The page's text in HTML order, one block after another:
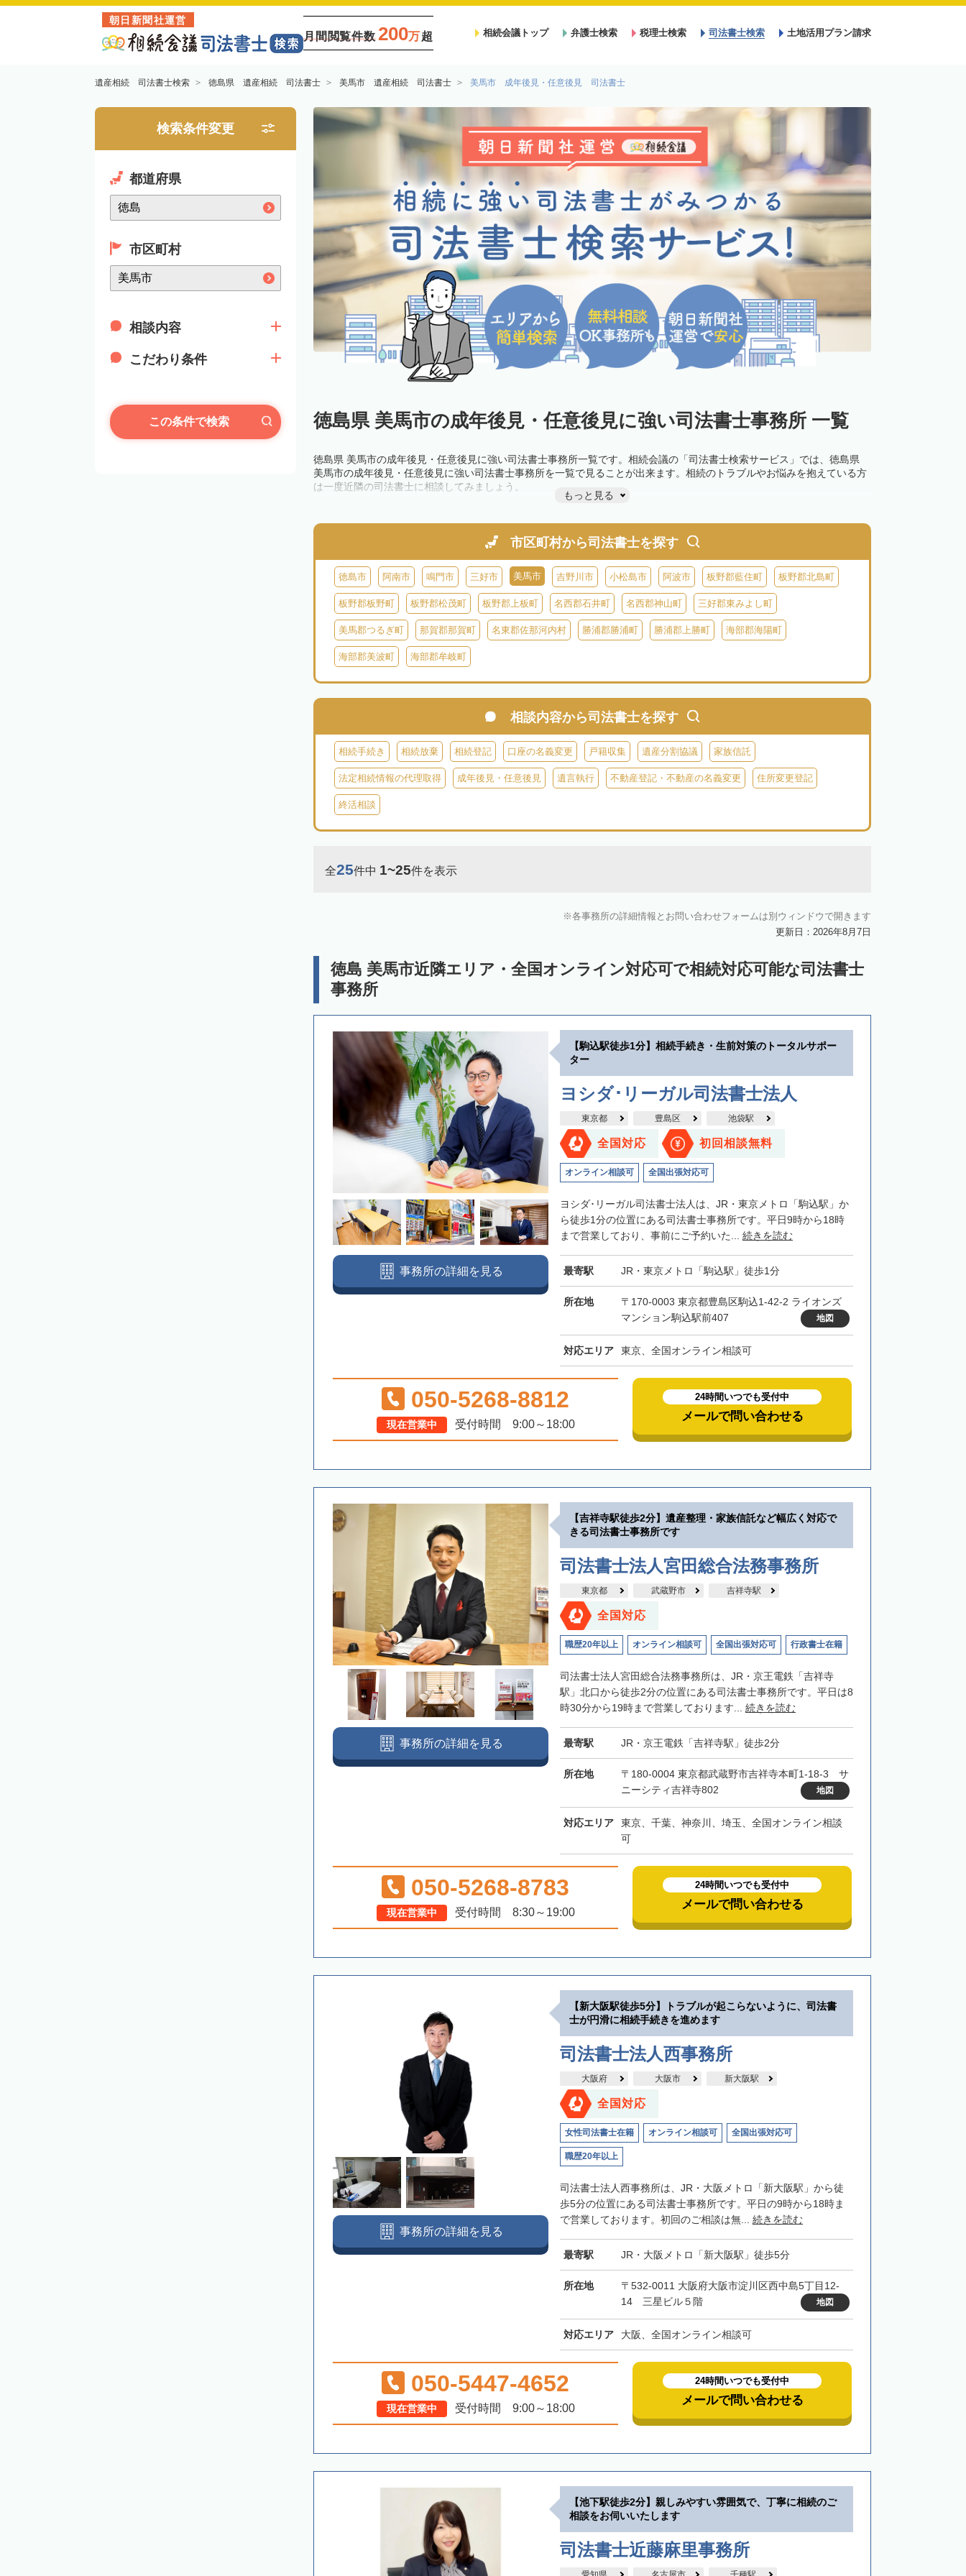
朝日新聞社運営
月間閲覧件数 200万超 相続会議トップ 弁護士検索 税理士検索 司法書士検索 土地活用プラン請求
遺産相続 司法書士検索 徳島県 遺産相続 司法書士 美馬市 遺産相続 司法書士 美馬市 成年後見・任意後見 司法書士
検索条件変更
都道府県
市区町村
相談内容
こだわり条件
この条件で検索 徳島県 美馬市の成年後見・任意後見に強い司法書士事務所 一覧
徳島県 美馬市の成年後見・任意後見に強い司法書士事務所一覧です。相続会議の「司法書士検索サービス」では、徳島県
美馬市の成年後見・任意後見に強い司法書士事務所を一覧で見ることが出来ます。相続のトラブルやお悩みを抱えている方
は一度近隣の司法書士に相談してみましょう。
もっと見る
市区町村から司法書士を探す
徳島市 阿南市 鳴門市 三好市 美馬市 吉野川市 小松島市 阿波市 板野郡藍住町 板野郡北島町
板野郡板野町 板野郡松茂町 板野郡上板町 名西郡石井町 名西郡神山町 三好郡東みよし町
美馬郡つるぎ町 那賀郡那賀町 名東郡佐那河内村 勝浦郡勝浦町 勝浦郡上勝町 海部郡海陽町
海部郡美波町 海部郡牟岐町
相談内容から司法書士を探す
相続手続き 相続放棄 相続登記 口座の名義変更 戸籍収集 遺産分割協議 家族信託
法定相続情報の代理取得 成年後見・任意後見 遺言執行 不動産登記・不動産の名義変更 住所変更登記
終活相談
全25件中 1~25件を表示
各事務所の詳細情報とお問い合わせフォームは別ウィンドウで開きます
更新日：2026年8月7日
徳島 美馬市近隣エリア・全国オンライン対応可で相続対応可能な司法書士
事務所
【駒込駅徒歩1分】相続手続き・生前対策のトータルサポー
ター
ヨシダ･リーガル司法書士法人
東京都 豊島区 池袋駅
全国対応 初回相談無料
オンライン相談可 全国出張対応可
ヨシダ･リーガル司法書士法人は、JR・東京メトロ「駒込駅」か
ら徒歩1分の位置にある司法書士事務所です。平日9時から18時
まで営業しており、事前にご予約いた... 続きを読む
最寄駅 JR・東京メトロ「駒込駅」徒歩1分
所在地
〒170-0003 東京都豊島区駒込1-42-2 ライオンズ
マンション駒込駅前407
地図
対応エリア 東京、全国オンライン相談可
事務所の詳細を見る
050-5268-8812
現在営業中 受付時間 9:00～18:00
24時間いつでも受付中
メールで問い合わせる
【吉祥寺駅徒歩2分】遺産整理・家族信託など幅広く対応で
きる司法書士事務所です
司法書士法人宮田総合法務事務所
東京都 武蔵野市 吉祥寺駅
全国対応
職歴20年以上 オンライン相談可 全国出張対応可 行政書士在籍
司法書士法人宮田総合法務事務所は、JR・京王電鉄「吉祥寺
駅」北口から徒歩2分の位置にある司法書士事務所です。平日は8
時30分から19時まで営業しております... 続きを読む
最寄駅 JR・京王電鉄「吉祥寺駅」徒歩2分
所在地
〒180-0004 東京都武蔵野市吉祥寺本町1-18-3 サ
ニーシティ吉祥寺802
地図
対応エリア
東京、千葉、神奈川、埼玉、全国オンライン相談
可
事務所の詳細を見る
050-5268-8783
現在営業中 受付時間 8:30～19:00
24時間いつでも受付中
メールで問い合わせる
【新大阪駅徒歩5分】トラブルが起こらないように、司法書
士が円滑に相続手続きを進めます
司法書士法人西事務所
大阪府 大阪市 新大阪駅
全国対応
女性司法書士在籍 オンライン相談可 全国出張対応可
職歴20年以上
司法書士法人西事務所は、JR・大阪メトロ「新大阪駅」から徒
歩5分の位置にある司法書士事務所です。平日の9時から18時ま
で営業しております。初回のご相談は無... 続きを読む
最寄駅 JR・大阪メトロ「新大阪駅」徒歩5分
所在地
〒532-0011 大阪府大阪市淀川区西中島5丁目12-
14 三星ビル５階
地図
対応エリア 大阪、全国オンライン相談可
事務所の詳細を見る
050-5447-4652
現在営業中 受付時間 9:00～18:00
24時間いつでも受付中
メールで問い合わせる
【池下駅徒歩2分】親しみやすい雰囲気で、丁寧に相続のご
相談をお伺いいたします
司法書士近藤麻里事務所